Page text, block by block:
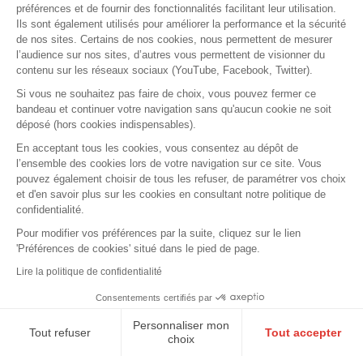
préférences et de fournir des fonctionnalités facilitant leur utilisation.
Ils sont également utilisés pour améliorer la performance et la sécurité
de nos sites. Certains de nos cookies, nous permettent de mesurer
l’audience sur nos sites, d’autres vous permettent de visionner du
contenu sur les réseaux sociaux (YouTube, Facebook, Twitter).
Si vous ne souhaitez pas faire de choix, vous pouvez fermer ce
bandeau et continuer votre navigation sans qu'aucun cookie ne soit
déposé (hors cookies indispensables).
En acceptant tous les cookies, vous consentez au dépôt de
l’ensemble des cookies lors de votre navigation sur ce site. Vous
pouvez également choisir de tous les refuser, de paramétrer vos choix
et d'en savoir plus sur les cookies en consultant notre politique de
confidentialité.
Pour modifier vos préférences par la suite, cliquez sur le lien
'Préférences de cookies' situé dans le pied de page.
Lire la politique de confidentialité
Consentements certifiés par
Tout refuser
Personnaliser mon
choix
Tout accepter
à consulter régulièrement cette page.
UNE QUESTION ?
Nous contacter
FAQ
Vous souhaitez rejoindre les équipes de la MAF ?
Découvrez nos offres d'emploi